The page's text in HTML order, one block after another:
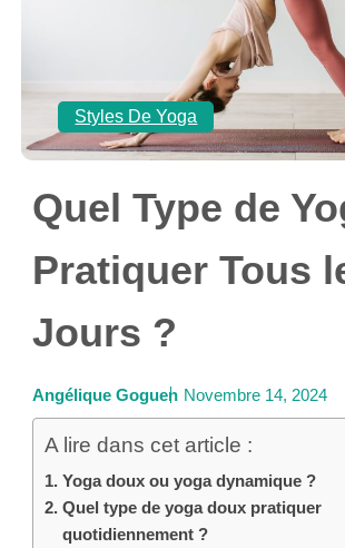
Styles De Yoga
Quel Type de
Pratiquer Tous
Jours ?
Angélique Goguen Novembre 14, 2024
A lire dans cet article :
Yoga doux ou yoga dynamique ?
Quel type de yoga doux pratiquer
quotidiennement ?